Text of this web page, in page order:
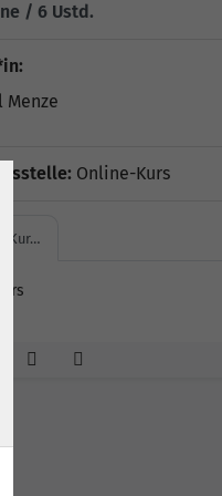
/ 6 Ustd.
Menze
Online-Kurs
Kur…